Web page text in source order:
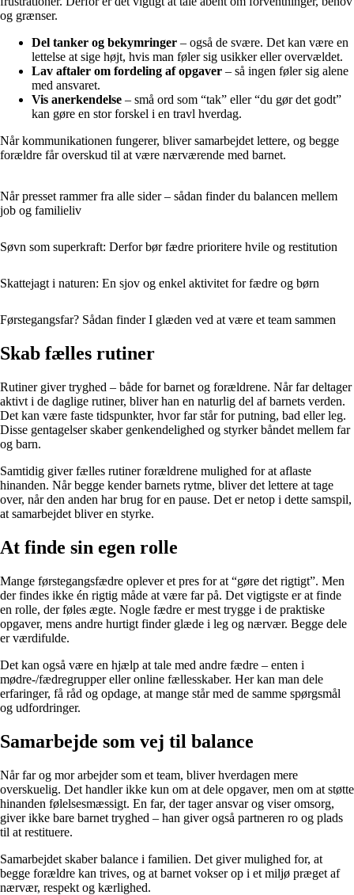
og grænser.
Del tanker og bekymringer – også de svære. Det kan være en
lettelse at sige højt, hvis man føler sig usikker eller overvældet.
Lav aftaler om fordeling af opgaver – så ingen føler sig alene
med ansvaret.
Vis anerkendelse – små ord som “tak” eller “du gør det godt”
kan gøre en stor forskel i en travl hverdag.
Når kommunikationen fungerer, bliver samarbejdet lettere, og begge
forældre får overskud til at være nærværende med barnet.
Når presset rammer fra alle sider – sådan finder du balancen mellem
job og familieliv
Søvn som superkraft: Derfor bør fædre prioritere hvile og restitution
Skattejagt i naturen: En sjov og enkel aktivitet for fædre og børn
Førstegangsfar? Sådan finder I glæden ved at være et team sammen
Skab fælles rutiner
Rutiner giver tryghed – både for barnet og forældrene. Når far deltager
aktivt i de daglige rutiner, bliver han en naturlig del af barnets verden.
Det kan være faste tidspunkter, hvor far står for putning, bad eller leg.
Disse gentagelser skaber genkendelighed og styrker båndet mellem far
og barn.
Samtidig giver fælles rutiner forældrene mulighed for at aflaste
hinanden. Når begge kender barnets rytme, bliver det lettere at tage
over, når den anden har brug for en pause. Det er netop i dette samspil,
at samarbejdet bliver en styrke.
At finde sin egen rolle
Mange førstegangsfædre oplever et pres for at “gøre det rigtigt”. Men
der findes ikke én rigtig måde at være far på. Det vigtigste er at finde
en rolle, der føles ægte. Nogle fædre er mest trygge i de praktiske
opgaver, mens andre hurtigt finder glæde i leg og nærvær. Begge dele
er værdifulde.
Det kan også være en hjælp at tale med andre fædre – enten i
mødre-/fædregrupper eller online fællesskaber. Her kan man dele
erfaringer, få råd og opdage, at mange står med de samme spørgsmål
og udfordringer.
Samarbejde som vej til balance
Når far og mor arbejder som et team, bliver hverdagen mere
overskuelig. Det handler ikke kun om at dele opgaver, men om at støtte
hinanden følelsesmæssigt. En far, der tager ansvar og viser omsorg,
giver ikke bare barnet tryghed – han giver også partneren ro og plads
til at restituere.
Samarbejdet skaber balance i familien. Det giver mulighed for, at
begge forældre kan trives, og at barnet vokser op i et miljø præget af
nærvær, respekt og kærlighed.